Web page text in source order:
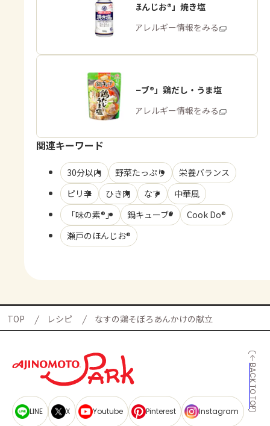
「瀬戸のほんじお®」焼き塩
商品・アレルギー情報をみる
「鍋キューブ®」鶏だし・うま塩
商品・アレルギー情報をみる
関連キーワード
30分以内 野菜たっぷり
栄養バランス
ピリ辛
ひき肉 なす
中華風
「味の素®」
鍋キューブ®
Cook Do®
瀬戸のほんじお®
TOP レシピ なすの鶏そぼろあんかけの献立
BACK TO TOP
LINE X Youtube Pinterest Instagram